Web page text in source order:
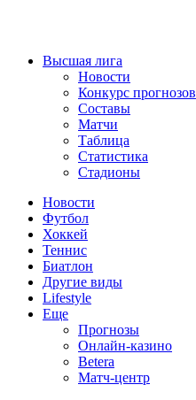
Высшая лига
Новости
Конкурс прогнозов
Составы
Матчи
Таблица
Статистика
Стадионы
Новости
Футбол
Хоккей
Теннис
Биатлон
Другие виды
Lifestyle
Еще
Прогнозы
Онлайн-казино
Betera
Матч-центр